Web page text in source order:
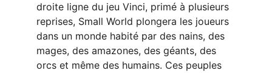
droite ligne du jeu Vinci, primé à plusieurs
reprises, Small World plongera les joueurs
dans un monde habité par des nains, des
mages, des amazones, des géants, des
orcs et même des humains. Ces peuples